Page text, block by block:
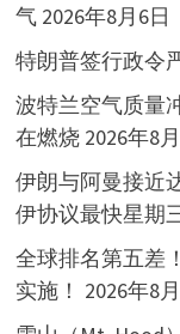
气 2026年8月6日
特朗普签行政令
波特兰空气质量
在燃烧 2026年8
伊朗与阿曼接近
伊协议最快星期
全球排名第五差
实施！ 2026年8